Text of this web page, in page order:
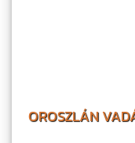
OROSZLÁN